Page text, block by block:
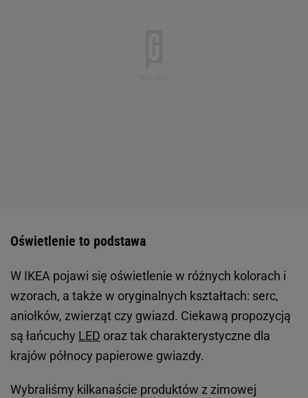
Oświetlenie to podstawa
W IKEA pojawi się oświetlenie w różnych kolorach i
wzorach, a także w oryginalnych kształtach: serc,
aniołków, zwierząt czy gwiazd. Ciekawą propozycją
są łańcuchy LED oraz tak charakterystyczne dla
krajów północy papierowe gwiazdy.
Wybraliśmy kilkanaście produktów z zimowej